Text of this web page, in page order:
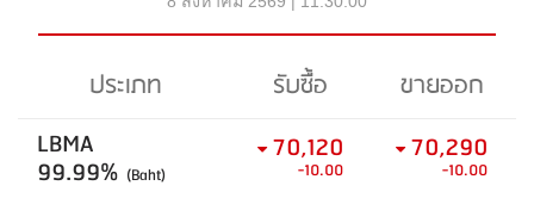
ประเภท รับซื้อ
ขายออก
LBMA
99.99% (Baht)
70,120
-10.00
70,290
-10.00